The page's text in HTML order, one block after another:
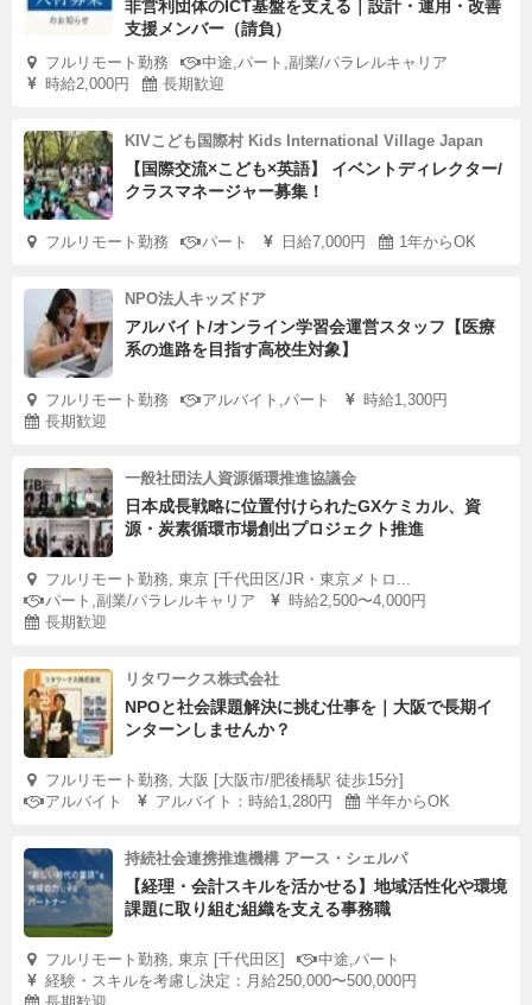
非営利団体のICT基盤を支える｜設計・運用・改善
支援メンバー（請負）
フルリモート勤務
中途,パート,副業/パラレルキャリア
時給2,000円
長期歓迎
KIVこども国際村 Kids International Village Japan
【国際交流×こども×英語】 イベントディレクター/
クラスマネージャー募集！
フルリモート勤務 パート 日給7,000円 1年からOK
NPO法人キッズドア
アルバイト/オンライン学習会運営スタッフ【医療
系の進路を目指す高校生対象】
フルリモート勤務 アルバイト,パート
時給1,300円
長期歓迎
一般社団法人資源循環推進協議会
日本成長戦略に位置付けられたGXケミカル、資
源・炭素循環市場創出プロジェクト推進
フルリモート勤務, 東京 [千代田区/JR・東京メトロ...
パート,副業/パラレルキャリア
時給2,500〜4,000円
長期歓迎
リタワークス株式会社
NPOと社会課題解決に挑む仕事を｜大阪で長期イ
ンターンしませんか？
フルリモート勤務, 大阪 [大阪市/肥後橋駅 徒歩15分]
アルバイト
アルバイト：時給1,280円 半年からOK
持続社会連携推進機構 アース・シェルパ
【経理・会計スキルを活かせる】地域活性化や環境
課題に取り組む組織を支える事務職
フルリモート勤務, 東京 [千代田区]
中途,パート
経験・スキルを考慮し決定：月給250,000〜500,000円